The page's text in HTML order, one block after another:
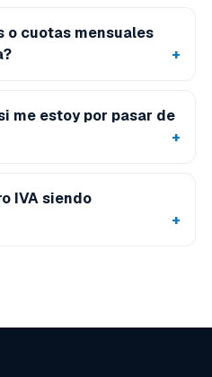
o cuotas mensuales
me estoy por pasar de
IVA siendo